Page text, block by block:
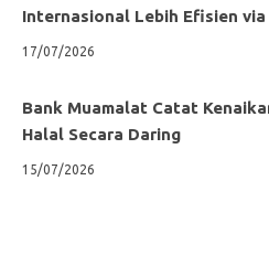
Internasional Lebih Efisien
17/07/2026
Bank Muamalat Catat
Halal Secara Daring
15/07/2026